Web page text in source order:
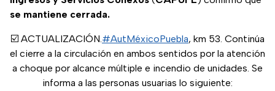
se mantiene cerrada.
☑️ ACTUALIZACIÓN.#AutMéxicoPuebla, km 53. Continúa
el cierre a la circulación en ambos sentidos por la atención
a choque por alcance múltiple e incendio de unidades. Se
informa a las personas usuarias lo siguiente: